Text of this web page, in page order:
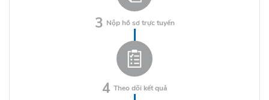
3 Nộp hồ sơ trực tuyến
4 Theo dõi kết quả